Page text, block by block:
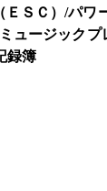
ＥＳＣ）/パワ
ュージックプ
録簿